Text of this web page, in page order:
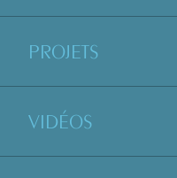
PROJETS
VIDÉOS